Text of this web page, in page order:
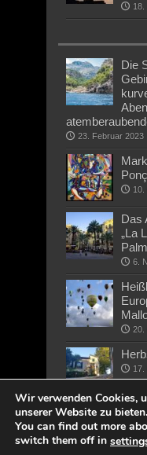
18.
Die
23. Februar 2023
10.
Das
„La
6.
20.
17.
Wir verwenden Cookies,
unserer Website zu bieten.
You can find out more
switch them off in